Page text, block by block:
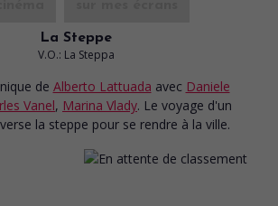
La Steppe
V.O.: La Steppa
de Alberto Lattuada avec Daniele
Vanel, Marina Vlady. Le voyage d'un
la steppe pour se rendre à la ville.